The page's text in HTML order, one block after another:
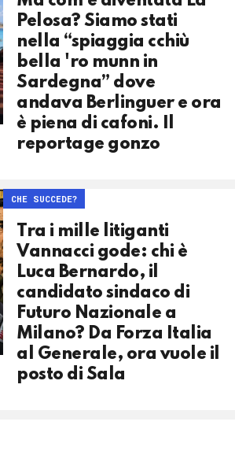
Pelosa? Siamo stati
nella “spiaggia cchiù
bella 'ro munn in
Sardegna” dove
andava Berlinguer e ora
è piena di cafoni. Il
reportage gonzo
CHE SUCCEDE?
Tra i mille litiganti
Vannacci gode: chi è
Luca Bernardo, il
candidato sindaco di
Futuro Nazionale a
Milano? Da Forza Italia
al Generale, ora vuole il
posto di Sala